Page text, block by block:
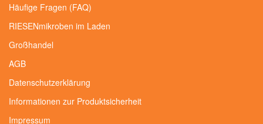
Häufige Fragen (FAQ)
RIESENmikroben im Laden
Großhandel
AGB
Datenschutzerklärung
Informationen zur Produktsicherheit
Impressum